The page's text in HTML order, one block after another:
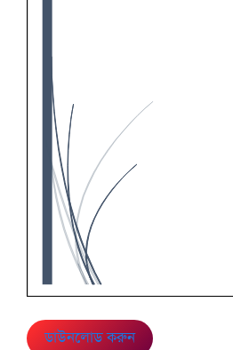
ডাউনলোড করুন